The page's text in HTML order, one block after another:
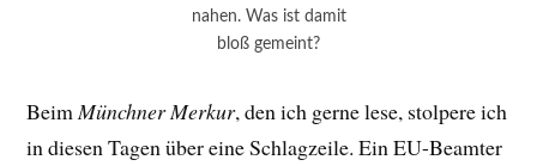
nahen. Was ist damit
bloß gemeint?
BeimMünchner Merkur, den ich gerne lese, stolpere ich
in diesen Tagen über eine Schlagzeile. Ein EU-Beamter